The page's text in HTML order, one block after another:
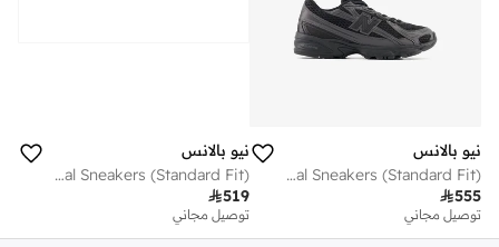
نيو بالانس
Kids 740 Bungee Lace casual Sneakers (Standard Fit)
555
توصيل مجاني
نيو بالانس
Kids 740 Bungee Lace casual Sneakers (Standard Fit)
519
توصيل مجاني